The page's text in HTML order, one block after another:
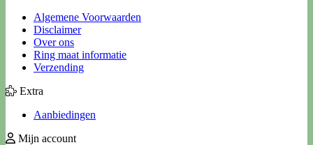
Algemene Voorwaarden
Disclaimer
Over ons
Ring maat informatie
Verzending
Extra
Aanbiedingen
Mijn account